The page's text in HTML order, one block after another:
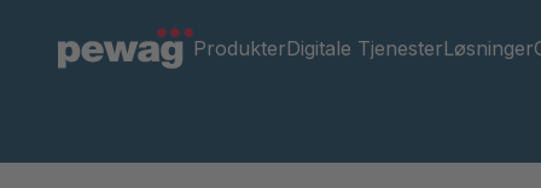
ProdukterDigitale TjenesterLøsninger